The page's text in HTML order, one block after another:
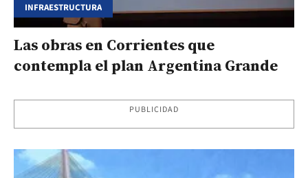
INFRAESTRUCTURA
Las obras en Corrientes que
contempla el plan Argentina Grande
PUBLICIDAD